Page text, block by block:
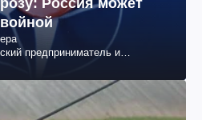
предприниматель и